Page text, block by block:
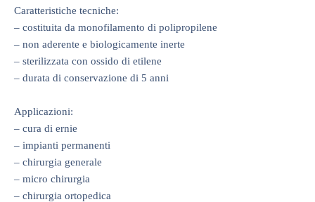
Caratteristiche tecniche:
– costituita da monofilamento di polipropilene
– non aderente e biologicamente inerte
– sterilizzata con ossido di etilene
– durata di conservazione di 5 anni
Applicazioni:
– cura di ernie
– impianti permanenti
– chirurgia generale
– micro chirurgia
– chirurgia ortopedica